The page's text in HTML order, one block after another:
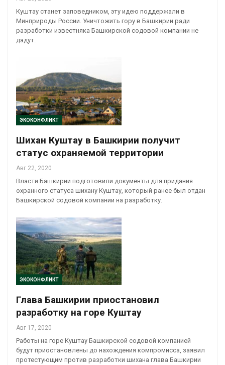
Куштау станет заповедником, эту идею поддержали в
Минприроды России. Уничтожить гору в Башкирии ради
разработки известняка Башкирской содовой компании не
дадут.
ЭКОКОНФЛИКТ
Шихан Куштау в Башкирии получит
статус охраняемой территории
Авг 22, 2020
Власти Башкирии подготовили документы для придания
охранного статуса шихану Куштау, который ранее был отдан
Башкирской содовой компании на разработку.
ЭКОКОНФЛИКТ
Глава Башкирии приостановил
разработку на горе Куштау
Авг 17, 2020
Работы на горе Куштау Башкирской содовой компанией
будут приостановлены до нахождения компромисса, заявил
протестующим против разработки шихана глава Башкирии